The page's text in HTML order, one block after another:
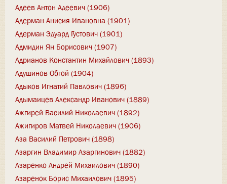
Адеев Антон Адеевич (1906)
Адерман Анисия Ивановна (1901)
Адерман Эдуард Густович (1901)
Адмидин Ян Борисович (1907)
Адрианов Константин Михайлович (1893)
Адушинов Обгой (1904)
Адыков Игнатий Павлович (1896)
Адымаицев Александр Иванович (1889)
Ажгирей Василий Николаевич (1892)
Ажигиров Матвей Николаевич (1906)
Аза Василий Петрович (1898)
Азаргин Владимир Азаргинович (1882)
Азаренко Андрей Михаилович (1890)
Азаренок Борис Михаилович (1895)